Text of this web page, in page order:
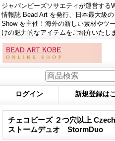
ジャパンビーズソサエティが運営する
情報誌 Bead Art を発行、日本最大級
Show を主催！海外の新しい素材やツ
けの魅力的なアイテムをご紹介いたし
ログイン 新規登録は
チェコビーズ ２つ穴以上
ストームデュオ StormDuo